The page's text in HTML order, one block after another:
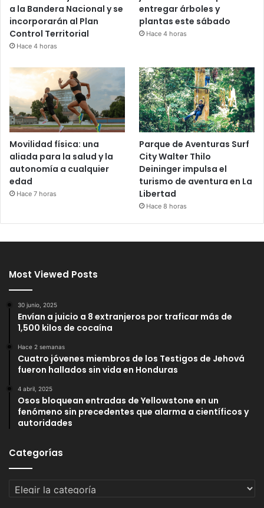
a la Bandera Nacional y se
incorporarán al Plan
Control Territorial
Hace 4 horas
entregar árboles y
plantas este sábado
Hace 4 horas
Movilidad física: una
aliada para la salud y la
autonomía a cualquier
edad
Hace 7 horas
Parque de Aventuras Surf
City Walter Thilo
Deininger impulsa el
turismo de aventura en La
Libertad
Hace 8 horas
Most Viewed Posts
30 junio, 2025
Envían a juicio a 8 extranjeros por traficar más de
1,500 kilos de cocaína
Hace 2 semanas
Cuatro jóvenes miembros de los Testigos de Jehová
fueron hallados sin vida en Honduras
4 abril, 2025
Osos bloquean entradas de Yellowstone en un
fenómeno sin precedentes que alarma a científicos y
autoridades
Categorías
Categorías